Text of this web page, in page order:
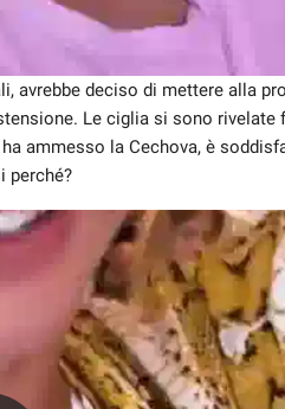
avrebbe deciso di mettere alla
Le ciglia si sono rivelate
ammesso la Cechova, è
perché?